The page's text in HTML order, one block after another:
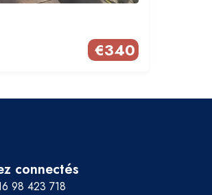
€340
connectés
98 423 718